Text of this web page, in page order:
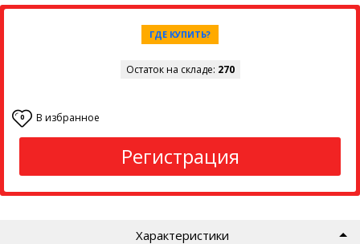
ГДЕ КУПИТЬ?
Остаток на складе: 270
0 В избранное
Регистрация
Характеристики